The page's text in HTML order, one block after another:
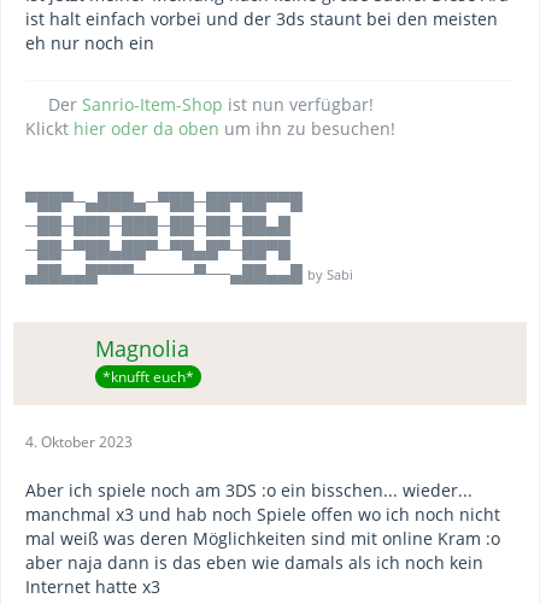
ist halt einfach vorbei und der 3ds staunt bei den meisten
eh nur noch ein
Der Sanrio-Item-Shop ist nun verfügbar!
Klickt hier oder da oben um ihn zu besuchen!
▀██▀─▄███▄─▀██─██▀██▀▀█
─██─███─███─██─██─██▄█
─██─▀██▄██▀─▀█▄█▀─██▀█
▄██▄▄█▀▀▀─────▀──▄██▄▄█
by Sabi
Magnolia
*knufft euch*
4. Oktober 2023
Aber ich spiele noch am 3DS :o ein bisschen... wieder...
manchmal x3 und hab noch Spiele offen wo ich noch nicht
mal weiß was deren Möglichkeiten sind mit online Kram :o
aber naja dann is das eben wie damals als ich noch kein
Internet hatte x3